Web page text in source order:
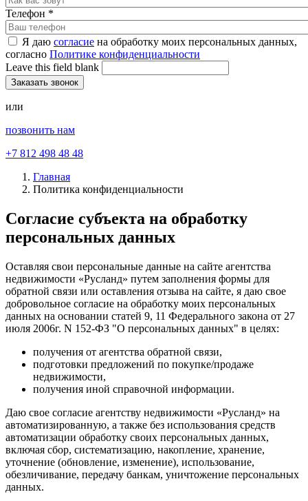
Телефон *
Я даю согласие на обработку моих персональных данных,
согласно Политике конфиденциальности
Leave this field blank
или
позвонить нам
+7 812 498 48 48
Главная
Политика конфиденциальности
Согласие субъекта на обработку
персональных данных
Оставляя свои персональные данные на сайте агентства
недвижимости «Русланд» путем заполнения формы для
обратной связи или оставления отзыва на сайте, я даю свое
добровольное согласие на обработку моих персональных
данных на основании статей 9, 11 Федерального закона от 27
июля 2006г. N 152-ФЗ "О персональных данных" в целях:
получения от агентства обратной связи,
подготовки предложений по покупке/продаже
недвижимости,
получения иной справочной информации.
Даю свое согласие агентству недвижимости «Русланд» на
автоматизированную, а также без использования средств
автоматизации обработку своих персональных данных,
включая сбор, систематизацию, накопление, хранение,
уточнение (обновление, изменение), использование,
обезличивание, передачу банкам, уничтожение персональных
данных.